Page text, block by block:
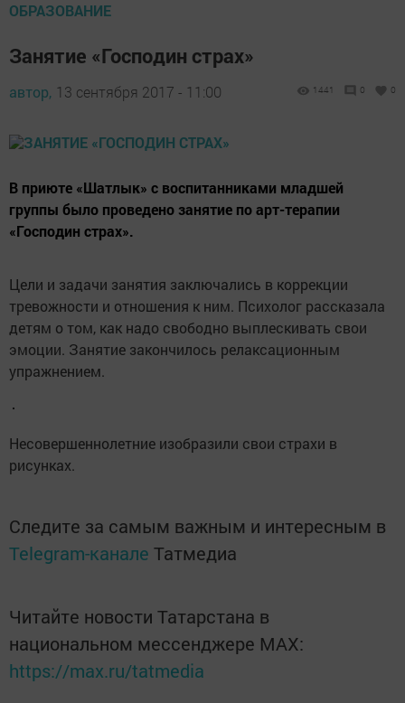
ОБРАЗОВАНИЕ
Занятие «Господин страх»
автор, 13 сентября 2017 - 11:00 1441 0 0
В приюте «Шатлык» с воспитанниками младшей
группы было проведено занятие по арт-терапии
«Господин страх».
Цели и задачи занятия заключались в коррекции
тревожности и отношения к ним. Психолог рассказала
детям о том, как надо свободно выплескивать свои
эмоции. Занятие закончилось релаксационным
упражнением.
Несовершеннолетние изобразили свои страхи в
рисунках.
Следите за самым важным и интересным в
Telegram-канале Татмедиа
Читайте новости Татарстана в
национальном мессенджере MАХ:
https://max.ru/tatmedia